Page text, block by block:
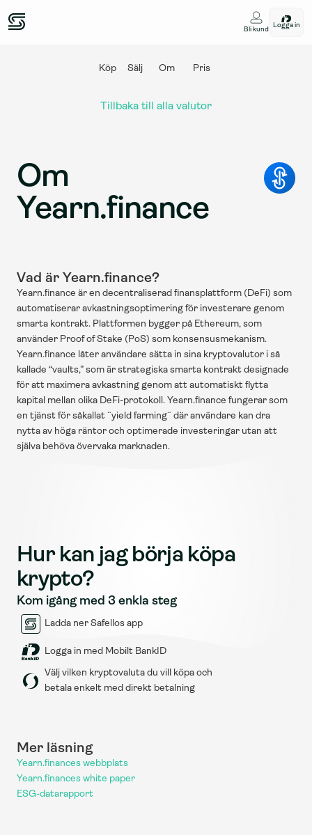
Bli kund
Logga in
Köp Sälj Om Pris
Tillbaka till alla valutor
Om
Yearn.finance
Vad är Yearn.finance?
Yearn.finance är en decentraliserad finansplattform (DeFi) som
automatiserar avkastningsoptimering för investerare genom
smarta kontrakt. Plattformen bygger på Ethereum, som
använder Proof of Stake (PoS) som konsensusmekanism.
Yearn.finance låter användare sätta in sina kryptovalutor i så
kallade “vaults,” som är strategiska smarta kontrakt designade
för att maximera avkastning genom att automatiskt flytta
kapital mellan olika DeFi-protokoll. Yearn.finance fungerar som
en tjänst för såkallat ¨yield farming¨ där användare kan dra
nytta av höga räntor och optimerade investeringar utan att
själva behöva övervaka marknaden.
Hur kan jag börja köpa
krypto?
Kom igång med 3 enkla steg
Ladda ner Safellos app
Logga in med Mobilt BankID
Välj vilken kryptovaluta du vill köpa och
betala enkelt med direkt betalning
Mer läsning
Yearn.finances webbplats
Yearn.finances white paper
ESG-datarapport